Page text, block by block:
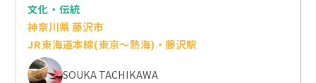
文化・伝統
神奈川県 藤沢市
JR東海道本線(東京～熱海)・藤沢駅
SOUKA TACHIKAWA